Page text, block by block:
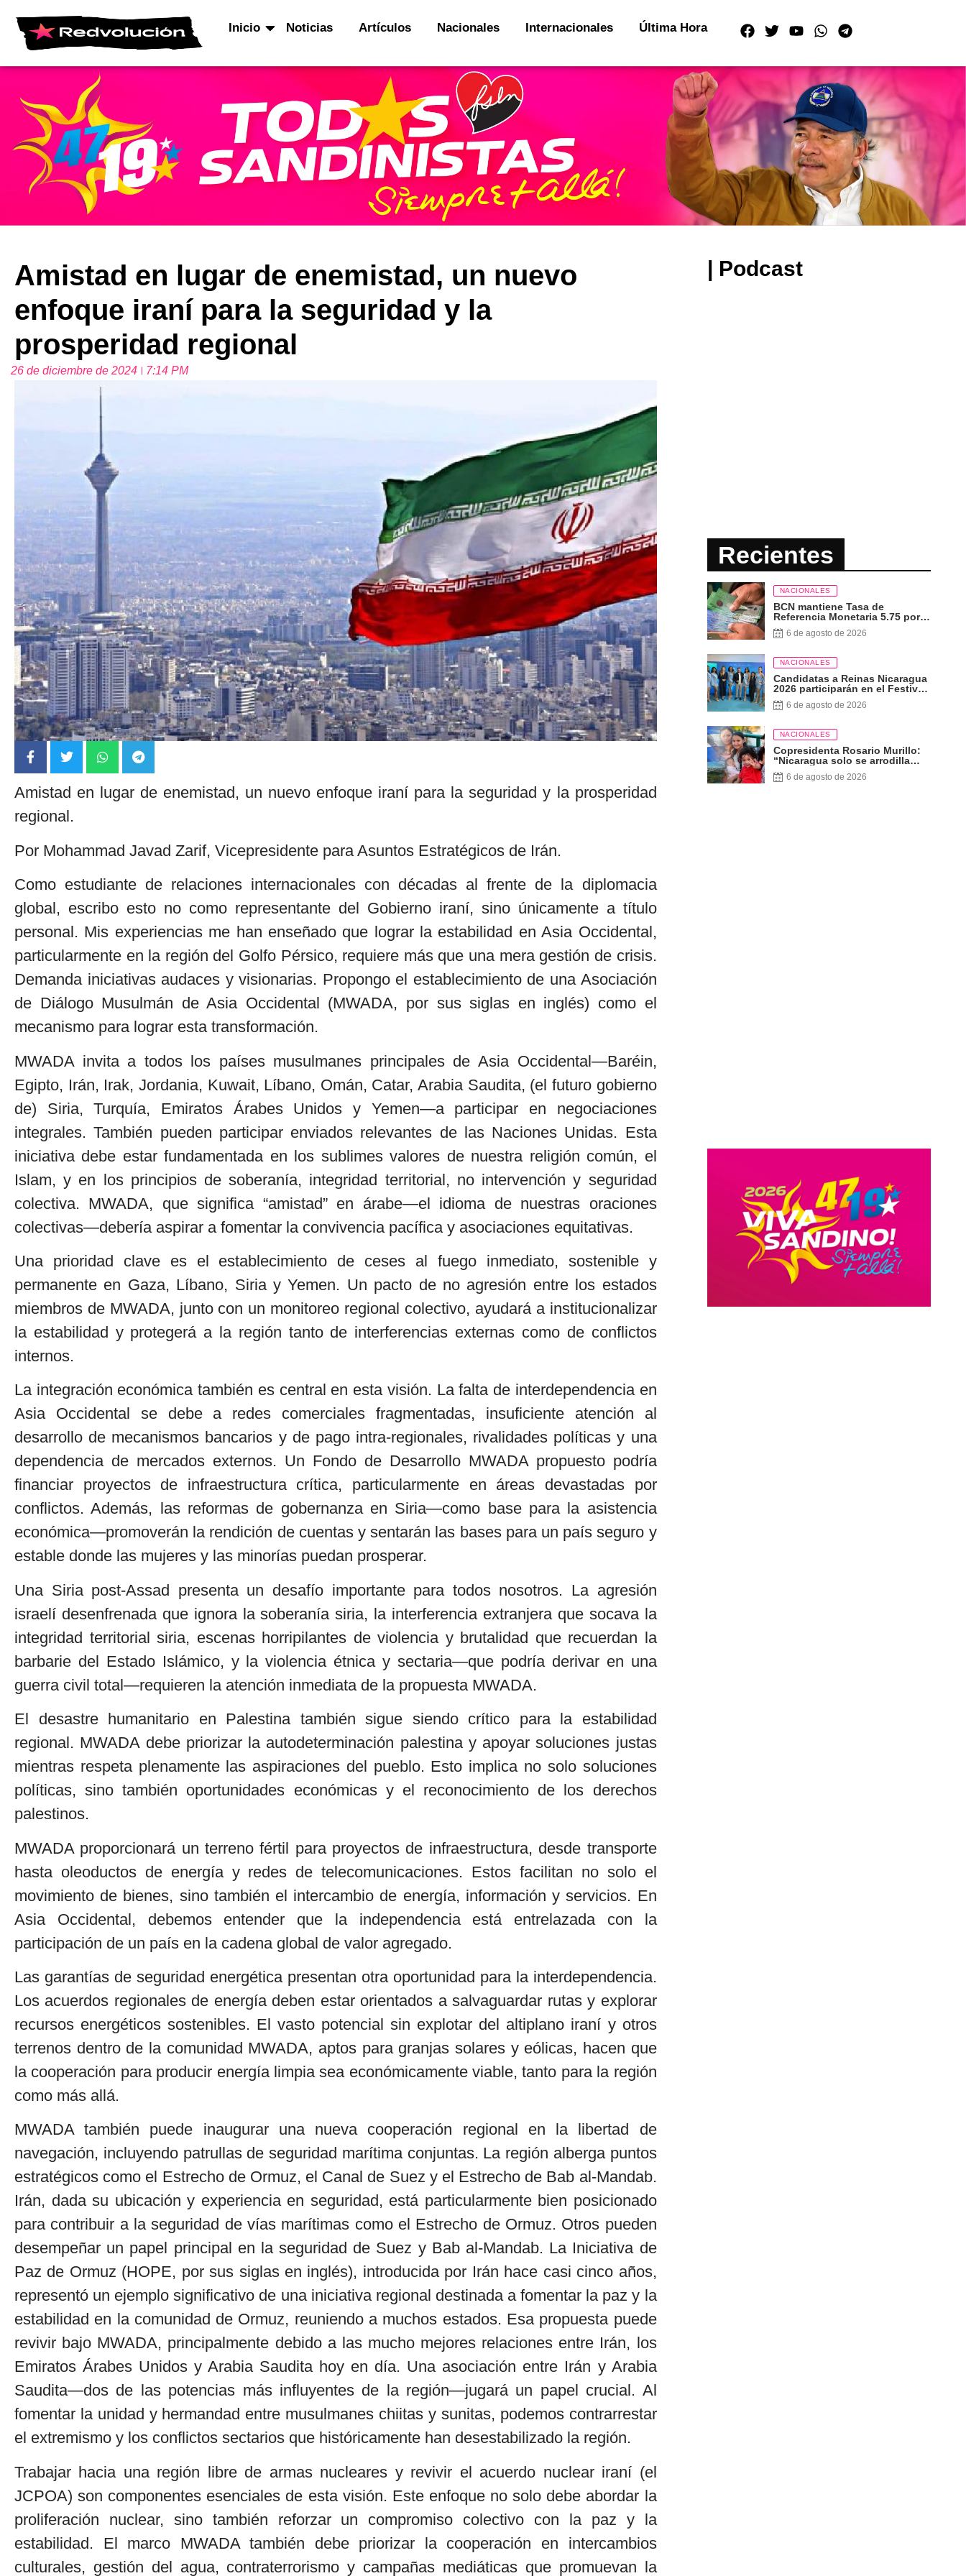
Inicio Noticias Artículos Nacionales Internacionales Última Hora
Amistad en lugar de enemistad, un nuevo
enfoque iraní para la seguridad y la
prosperidad regional
26 de diciembre de 2024 7:14 PM
Amistad en lugar de enemistad, un nuevo enfoque iraní para la seguridad y la prosperidad
regional.
Por Mohammad Javad Zarif, Vicepresidente para Asuntos Estratégicos de Irán.
Como estudiante de relaciones internacionales con décadas al frente de la diplomacia
global, escribo esto no como representante del Gobierno iraní, sino únicamente a título
personal. Mis experiencias me han enseñado que lograr la estabilidad en Asia Occidental,
particularmente en la región del Golfo Pérsico, requiere más que una mera gestión de crisis.
Demanda iniciativas audaces y visionarias. Propongo el establecimiento de una Asociación
de Diálogo Musulmán de Asia Occidental (MWADA, por sus siglas en inglés) como el
mecanismo para lograr esta transformación.
MWADA invita a todos los países musulmanes principales de Asia Occidental—Baréin,
Egipto, Irán, Irak, Jordania, Kuwait, Líbano, Omán, Catar, Arabia Saudita, (el futuro gobierno
de) Siria, Turquía, Emiratos Árabes Unidos y Yemen—a participar en negociaciones
integrales. También pueden participar enviados relevantes de las Naciones Unidas. Esta
iniciativa debe estar fundamentada en los sublimes valores de nuestra religión común, el
Islam, y en los principios de soberanía, integridad territorial, no intervención y seguridad
colectiva. MWADA, que significa “amistad” en árabe—el idioma de nuestras oraciones
colectivas—debería aspirar a fomentar la convivencia pacífica y asociaciones equitativas.
Una prioridad clave es el establecimiento de ceses al fuego inmediato, sostenible y
permanente en Gaza, Líbano, Siria y Yemen. Un pacto de no agresión entre los estados
miembros de MWADA, junto con un monitoreo regional colectivo, ayudará a institucionalizar
la estabilidad y protegerá a la región tanto de interferencias externas como de conflictos
internos.
La integración económica también es central en esta visión. La falta de interdependencia en
Asia Occidental se debe a redes comerciales fragmentadas, insuficiente atención al
desarrollo de mecanismos bancarios y de pago intra-regionales, rivalidades políticas y una
dependencia de mercados externos. Un Fondo de Desarrollo MWADA propuesto podría
financiar proyectos de infraestructura crítica, particularmente en áreas devastadas por
conflictos. Además, las reformas de gobernanza en Siria—como base para la asistencia
económica—promoverán la rendición de cuentas y sentarán las bases para un país seguro y
estable donde las mujeres y las minorías puedan prosperar.
Una Siria post-Assad presenta un desafío importante para todos nosotros. La agresión
israelí desenfrenada que ignora la soberanía siria, la interferencia extranjera que socava la
integridad territorial siria, escenas horripilantes de violencia y brutalidad que recuerdan la
barbarie del Estado Islámico, y la violencia étnica y sectaria—que podría derivar en una
guerra civil total—requieren la atención inmediata de la propuesta MWADA.
El desastre humanitario en Palestina también sigue siendo crítico para la estabilidad
regional. MWADA debe priorizar la autodeterminación palestina y apoyar soluciones justas
mientras respeta plenamente las aspiraciones del pueblo. Esto implica no solo soluciones
políticas, sino también oportunidades económicas y el reconocimiento de los derechos
palestinos.
MWADA proporcionará un terreno fértil para proyectos de infraestructura, desde transporte
hasta oleoductos de energía y redes de telecomunicaciones. Estos facilitan no solo el
movimiento de bienes, sino también el intercambio de energía, información y servicios. En
Asia Occidental, debemos entender que la independencia está entrelazada con la
participación de un país en la cadena global de valor agregado.
Las garantías de seguridad energética presentan otra oportunidad para la interdependencia.
Los acuerdos regionales de energía deben estar orientados a salvaguardar rutas y explorar
recursos energéticos sostenibles. El vasto potencial sin explotar del altiplano iraní y otros
terrenos dentro de la comunidad MWADA, aptos para granjas solares y eólicas, hacen que
la cooperación para producir energía limpia sea económicamente viable, tanto para la región
como más allá.
MWADA también puede inaugurar una nueva cooperación regional en la libertad de
navegación, incluyendo patrullas de seguridad marítima conjuntas. La región alberga puntos
estratégicos como el Estrecho de Ormuz, el Canal de Suez y el Estrecho de Bab al-Mandab.
Irán, dada su ubicación y experiencia en seguridad, está particularmente bien posicionado
para contribuir a la seguridad de vías marítimas como el Estrecho de Ormuz. Otros pueden
desempeñar un papel principal en la seguridad de Suez y Bab al-Mandab. La Iniciativa de
Paz de Ormuz (HOPE, por sus siglas en inglés), introducida por Irán hace casi cinco años,
representó un ejemplo significativo de una iniciativa regional destinada a fomentar la paz y la
estabilidad en la comunidad de Ormuz, reuniendo a muchos estados. Esa propuesta puede
revivir bajo MWADA, principalmente debido a las mucho mejores relaciones entre Irán, los
Emiratos Árabes Unidos y Arabia Saudita hoy en día. Una asociación entre Irán y Arabia
Saudita—dos de las potencias más influyentes de la región—jugará un papel crucial. Al
fomentar la unidad y hermandad entre musulmanes chiitas y sunitas, podemos contrarrestar
el extremismo y los conflictos sectarios que históricamente han desestabilizado la región.
Trabajar hacia una región libre de armas nucleares y revivir el acuerdo nuclear iraní (el
JCPOA) son componentes esenciales de esta visión. Este enfoque no solo debe abordar la
proliferación nuclear, sino también reforzar un compromiso colectivo con la paz y la
estabilidad. El marco MWADA también debe priorizar la cooperación en intercambios
culturales, gestión del agua, contraterrorismo y campañas mediáticas que promuevan la
| Podcast
Recientes
NACIONALES
BCN mantiene Tasa de
Referencia Monetaria 5.75 por
ciento
6 de agosto de 2026
NACIONALES
Candidatas a Reinas Nicaragua
2026 participarán en el Festival
Internacional de las Artes,
Cultura y Gastronomía
6 de agosto de 2026
NACIONALES
Copresidenta Rosario Murillo:
“Nicaragua solo se arrodilla
ante Dios”
6 de agosto de 2026